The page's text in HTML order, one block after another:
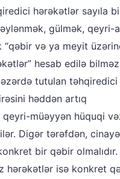
hərəkətlər sayıla
gülmək, qeyri-
“qəbir və ya meyit
hesab edilə
tutulan təhqiredici
həddən artıq
qeyri-müəyyən hüquqi
Digər tərəfdən,
bir qəbir olmalıdır.
hərəkətlər isə konkret